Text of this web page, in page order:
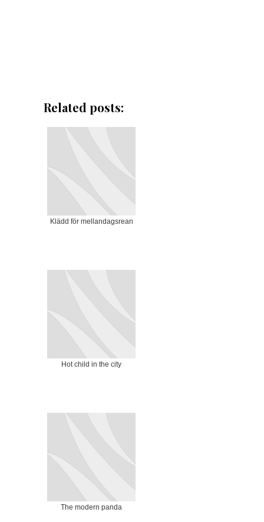
Related posts:
Klädd för mellandagsrean
Hot child in the city
The modern panda